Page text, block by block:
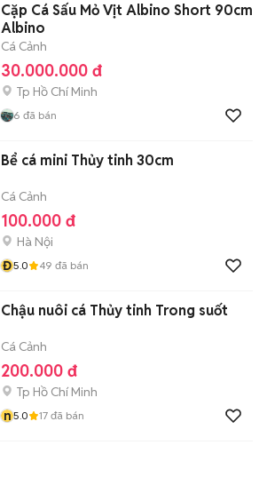
Cặp Cá Sấu Mỏ Vịt Albino Short 90cm
Albino
Cá Cảnh
30.000.000 đ
Tp Hồ Chí Minh
6 đã bán
Bể cá mini Thủy tinh 30cm
Cá Cảnh
100.000 đ
Hà Nội
Đ5.0 49 đã bán
Chậu nuôi cá Thủy tinh Trong suốt
Cá Cảnh
200.000 đ
Tp Hồ Chí Minh
n5.0 17 đã bán